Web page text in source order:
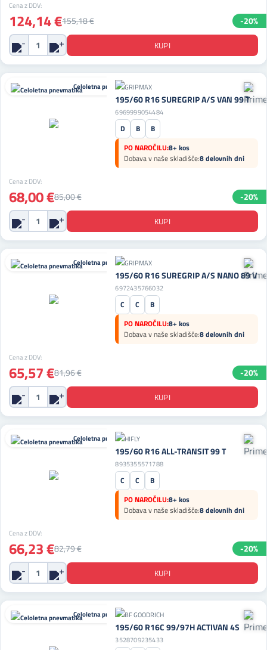
Cena z DDV:
124,14 €155,18 € -20%
Celoletna pnevmatika
195/60 R16 SUREGRIP A/S VAN 99 T
6969999054484
D B
B
PO NAROČILU:8+ kos
Dobava v naše skladišče:8 delovnih dni
Cena z DDV:
68,00 €85,00 € -20%
Celoletna pnevmatika
195/60 R16 SUREGRIP A/S NANO 89 V
6972435766032
C C
B
PO NAROČILU:8+ kos
Dobava v naše skladišče:8 delovnih dni
Cena z DDV:
65,57 €81,96 € -20%
Celoletna pnevmatika
195/60 R16 ALL-TRANSIT 99 T
8935355571788
C C
B
PO NAROČILU:8+ kos
Dobava v naše skladišče:8 delovnih dni
Cena z DDV:
66,23 €82,79 € -20%
Celoletna pnevmatika
195/60 R16C 99/97H ACTIVAN 4S
3528709235433